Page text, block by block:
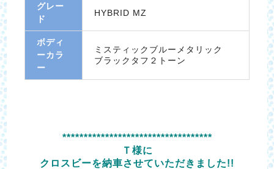
グレー
ド
HYBRID MZ
ボディ
ーカラ
ー
ミスティックブルーメタリック
ブラックタフ２トーン
***********************************
Ｔ様に
クロスビーを納車させていただきました!!